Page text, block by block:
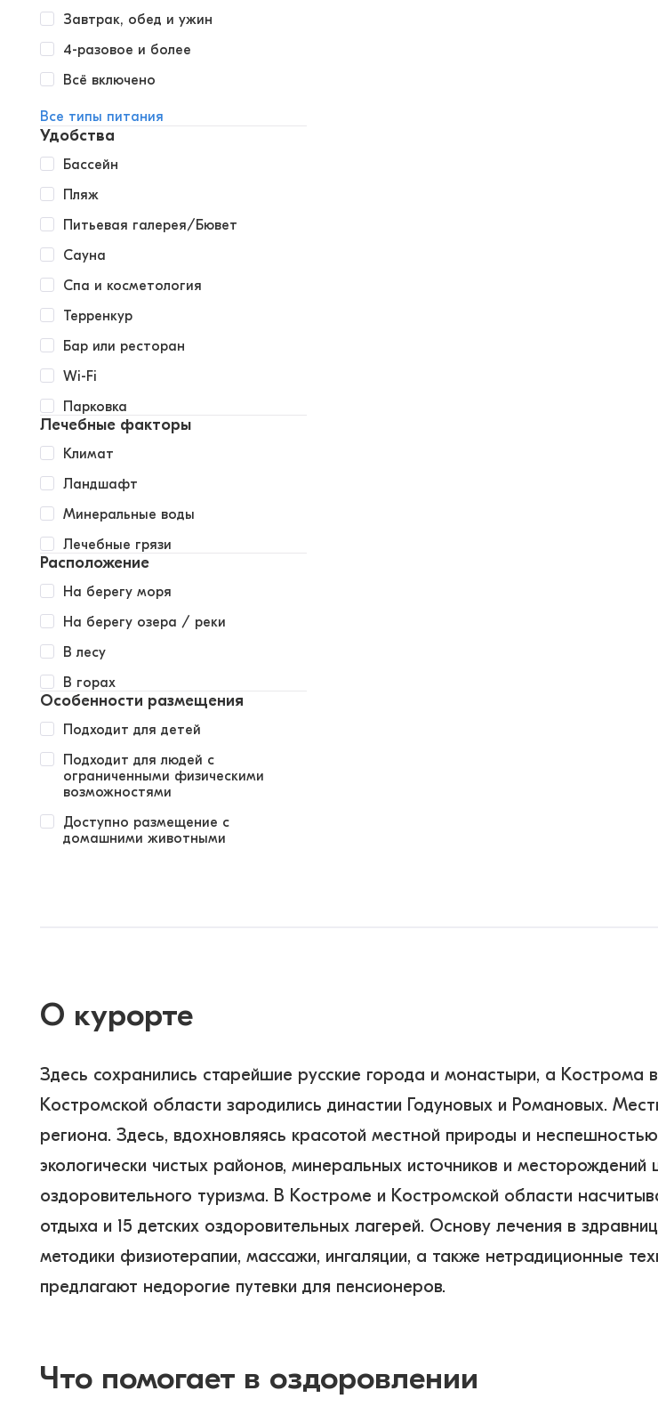
Завтрак, обед и ужин
4-разовое и более
Всё включено
Все типы питания
Удобства
Бассейн
Пляж
Питьевая галерея/Бювет
Сауна
Спа и косметология
Терренкур
Бар или ресторан
Wi-Fi
Парковка
Лечебные факторы
Климат
Ландшафт
Минеральные воды
Лечебные грязи
Расположение
На берегу моря
На берегу озера / реки
В лесу
В горах
Особенности размещения
Подходит для детей
Подходит для людей с
ограниченными физическими
возможностями
Доступно размещение с
домашними животными
О курорте
Здесь сохранились старейшие русские города и монастыри, а Кострома
Костромской области зародились династии Годуновых и Романовых.
региона. Здесь, вдохновляясь красотой местной природы и
экологически чистых районов, минеральных источников и
оздоровительного туризма. В Костроме и Костромской области
отдыха и 15 детских оздоровительных лагерей. Основу лечения в
методики физиотерапии, массажи, ингаляции, а также нетрадиционные
предлагают недорогие путевки для пенсионеров.
Что помогает в оздоровлении